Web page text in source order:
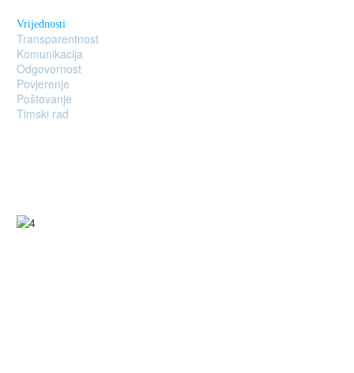
Vrijednosti
Transparentnost
Komunikacija
Odgovornost
Povjerenje
Poštovanje
Timski rad